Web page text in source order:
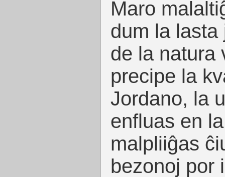
Maro
dum la lasta
de la natura
precipe la
Jordano, la
enfluas en
malpliiĝas
bezonoj por